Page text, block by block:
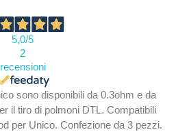
5,0/5
2
recensioni
sono disponibili da 0.3ohm e da
il tiro di polmoni DTL. Compatibili
per Unico. Confezione da 3 pezzi.